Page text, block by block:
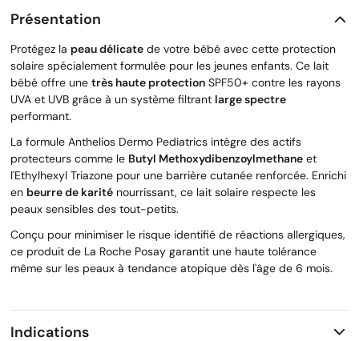
Présentation
Protégez la peau délicate de votre bébé avec cette protection
solaire spécialement formulée pour les jeunes enfants. Ce lait
bébé offre une très haute protection SPF50+ contre les rayons
UVA et UVB grâce à un système filtrant large spectre
performant.
La formule Anthelios Dermo Pediatrics intègre des actifs
protecteurs comme le Butyl Methoxydibenzoylmethane et
l'Ethylhexyl Triazone pour une barrière cutanée renforcée. Enrichi
en beurre de karité nourrissant, ce lait solaire respecte les
peaux sensibles des tout-petits.
Conçu pour minimiser le risque identifié de réactions allergiques,
ce produit de La Roche Posay garantit une haute tolérance
même sur les peaux à tendance atopique dès l'âge de 6 mois.
Indications